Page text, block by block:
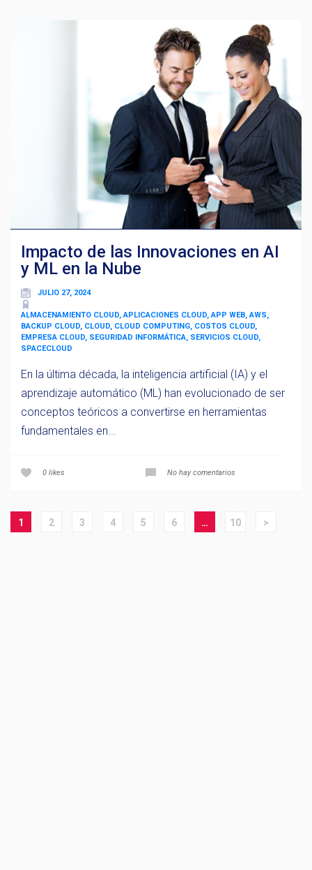
Impacto de las Innovaciones en AI
y ML en la Nube
JULIO 27, 2024
ALMACENAMIENTO CLOUD, APLICACIONES CLOUD, APP WEB, AWS,
BACKUP CLOUD, CLOUD, CLOUD COMPUTING, COSTOS CLOUD,
EMPRESA CLOUD, SEGURIDAD INFORMÁTICA, SERVICIOS CLOUD,
SPACECLOUD
En la última década, la inteligencia artificial (IA) y el
aprendizaje automático (ML) han evolucionado de ser
conceptos teóricos a convertirse en herramientas
fundamentales en...
0 likes No hay comentarios
1 2 3 4 5 6 … 10 >